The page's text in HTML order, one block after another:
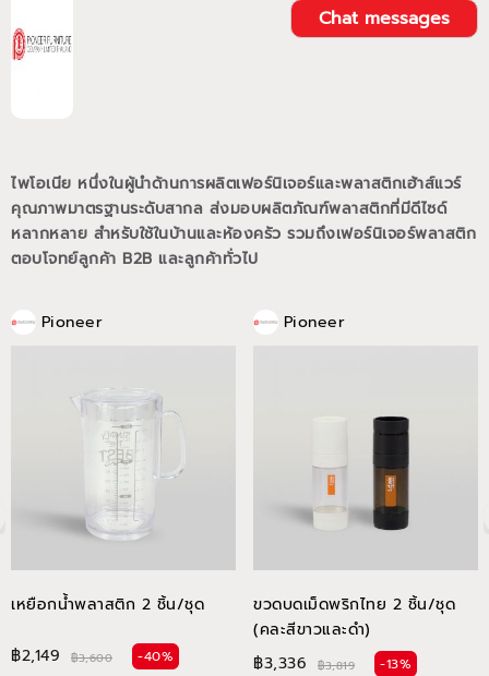
Chat messages
ไพโอเนีย หนึ่งในผู้นำด้านการผลิตเฟอร์นิเจอร์และพลาสติกเฮ้าส์แวร์
คุณภาพมาตรฐานระดับสากล ส่งมอบผลิตภัณฑ์พลาสติกที่มีดีไซด์
หลากหลาย สำหรับใช้ในบ้านและห้องครัว รวมถึงเฟอร์นิเจอร์พลาสติก
ตอบโจทย์ลูกค้า B2B และลูกค้าทั่วไป
Pioneer
เหยือกน้ำพลาสติก 2 ชิ้น/ชุด
฿2,149 ฿3,600 -40%
Pioneer
ขวดบดเม็ดพริกไทย 2 ชิ้น/ชุด
(คละสีขาวและดำ)
฿3,336
฿3,819 -13%